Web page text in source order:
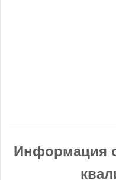
Информация